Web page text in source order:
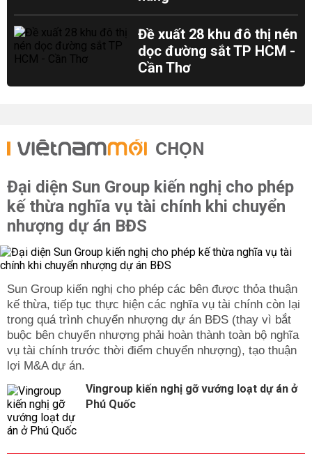
Đề xuất 28 khu đô thị nén
dọc đường sắt TP HCM -
Cần Thơ
CHỌN
Đại diện Sun Group kiến nghị cho phép
kế thừa nghĩa vụ tài chính khi chuyển
nhượng dự án BĐS
Sun Group kiến nghị cho phép các bên được thỏa thuận
kế thừa, tiếp tục thực hiện các nghĩa vụ tài chính còn lại
trong quá trình chuyển nhượng dự án BĐS (thay vì bắt
buộc bên chuyển nhượng phải hoàn thành toàn bộ nghĩa
vụ tài chính trước thời điểm chuyển nhượng), tạo thuận
lợi M&A dự án.
Vingroup kiến nghị gỡ vướng loạt dự án ở
Phú Quốc